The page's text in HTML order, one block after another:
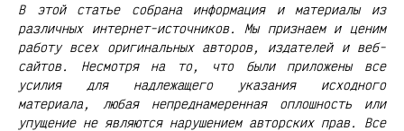
В этой статье собрана информация и материалы из
различных интернет-источников. Мы признаем и ценим
работу всех оригинальных авторов, издателей и веб-
сайтов. Несмотря на то, что были приложены все
усилия для надлежащего указания исходного
материала, любая непреднамеренная оплошность или
упущение не являются нарушением авторских прав. Все